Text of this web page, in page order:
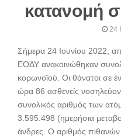
κατανομή
24
Σήμερα 24 Ιουνίου 2022,
ΕΟΔΥ ανακοινώθηκαν
κορωνοϊού. Oι θάνατοι σε
ώρα 86 ασθενείς
συνολικός αριθμός των
3.595.498 (ημερήσια
άνδρες. Ο αριθμός